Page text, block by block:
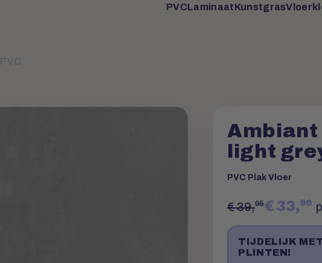
PVCLaminaatKunstgras
Ambiant
light
PVC Plak Vloer
€ 39,95€ 33,96
TIJDELIJK
PLINTEN!